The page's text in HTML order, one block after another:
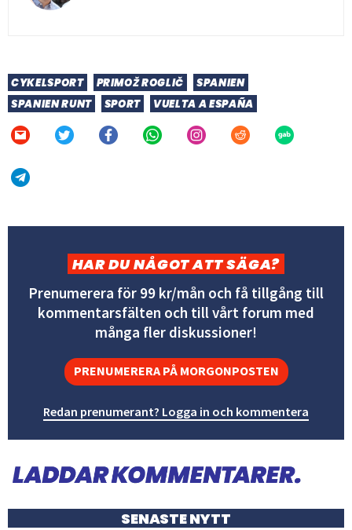
CYKELSPORT PRIMOŽ ROGLIČ
SPANIEN
SPANIEN RUNT
SPORT VUELTA A ESPAÑA
HAR DU NÅGOT ATT SÄGA?
Prenumerera för 99 kr/mån och få tillgång till
kommentarsfälten och till vårt forum med
många fler diskussioner!
PRENUMERERA PÅ MORGONPOSTEN
Redan prenumerant? Logga in och kommentera
SENASTE NYTT